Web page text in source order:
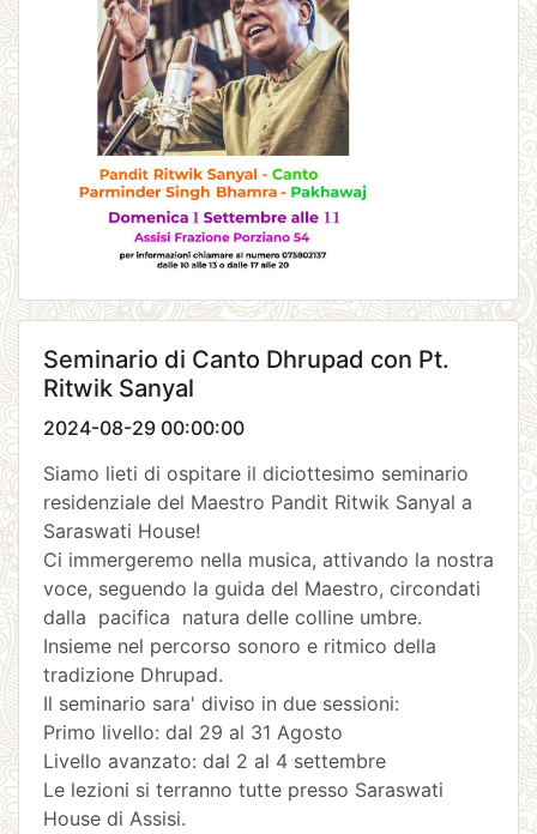
Seminario di Canto Dhrupad con Pt.
Ritwik Sanyal
2024-08-29 00:00:00
Siamo lieti di ospitare il diciottesimo seminario
residenziale del Maestro Pandit Ritwik Sanyal a
Saraswati House!
Ci immergeremo nella musica, attivando la nostra
voce, seguendo la guida del Maestro, circondati
dalla pacifica natura delle colline umbre.
Insieme nel percorso sonoro e ritmico della
tradizione Dhrupad.
Il seminario sara' diviso in due sessioni:
Primo livello: dal 29 al 31 Agosto
Livello avanzato: dal 2 al 4 settembre
Le lezioni si terranno tutte presso Saraswati
House di Assisi.